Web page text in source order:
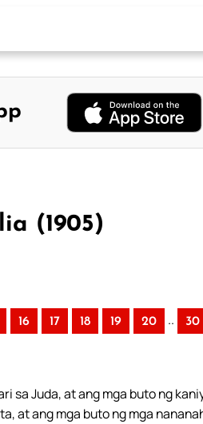
(1905)
16 17 18 19 20 .. 30
sa Juda, at ang mga buto ng
at ang mga buto ng mga